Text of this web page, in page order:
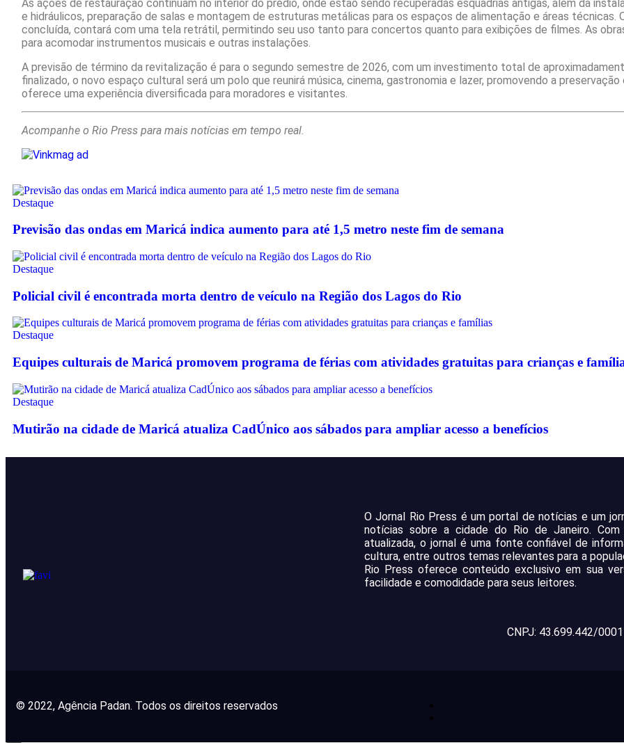
As ações de restauração continuam no interior do prédio, onde estão sendo recuperadas esquadrias antigas, além da
e hidráulicos, preparação de salas e montagem de estruturas metálicas para os espaços de alimentação e áreas técnicas.
concluída, contará com uma tela retrátil, permitindo seu uso tanto para concertos quanto para exibições de filmes. As
para acomodar instrumentos musicais e outras instalações.
A previsão de término da revitalização é para o segundo semestre de 2026, com um investimento total de
finalizado, o novo espaço cultural será um polo que reunirá música, cinema, gastronomia e lazer, promovendo a
oferece uma experiência diversificada para moradores e visitantes.
Acompanhe o Rio Press para mais notícias em tempo real.
Destaque
Previsão das ondas em Maricá indica aumento para até 1,5 metro neste fim de semana
Destaque
Policial civil é encontrada morta dentro de veículo na Região dos Lagos do Rio
Destaque
Equipes culturais de Maricá promovem programa de férias com atividades gratuitas para crianças e
Destaque
Mutirão na cidade de Maricá atualiza CadÚnico aos sábados para ampliar acesso a benefícios
O Jornal Rio Press é um portal de notícias e um
notícias sobre a cidade do Rio de Janeiro. Com
atualizada, o jornal é uma fonte confiável de
cultura, entre outros temas relevantes para a
Rio Press oferece conteúdo exclusivo em sua
facilidade e comodidade para seus leitores.
CNPJ: 43.699.442/
© 2022, Agência Padan. Todos os direitos reservados